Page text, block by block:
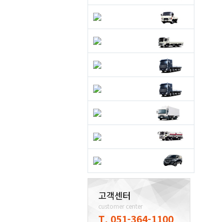
고객센터
customer center
T. 051-364-1100